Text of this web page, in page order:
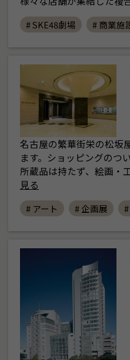
# SKE48劇場 # 商業施
名古屋の繁華街栄の松坂
ます。ショッピングのつ
所蔵品は持たず、絵画・
見る
# アート # 企画展